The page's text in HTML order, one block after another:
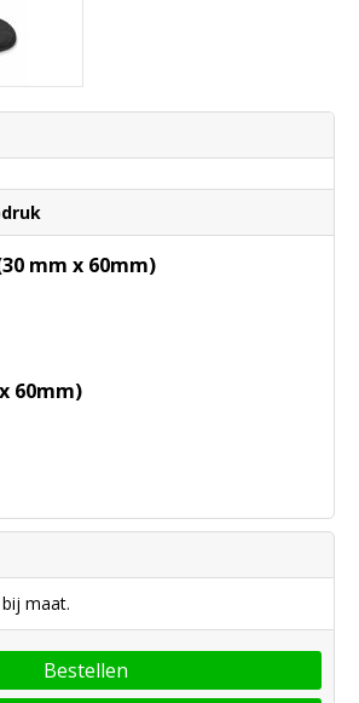
mm x 60mm)
60mm)
maat.
Bestellen